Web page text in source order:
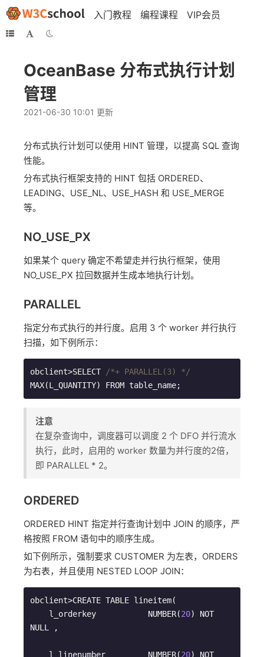
入门教程 编程课程 VIP会员
OceanBase 分布式执行计划
管理
2021-06-30 10:01 更新
分布式执行计划可以使用 HINT 管理，以提高 SQL 查询
性能。
分布式执行框架支持的 HINT 包括 ORDERED、
LEADING、USE_NL、USE_HASH 和 USE_MERGE
等。
NO_USE_PX
如果某个 query 确定不希望走并行执行框架，使用
NO_USE_PX 拉回数据并生成本地执行计划。
PARALLEL
指定分布式执行的并行度。启用 3 个 worker 并行执行
扫描，如下例所示：
obclient>SELECT /*+ PARALLEL(3) */
MAX(L_QUANTITY) FROM table_name;
注意
在复杂查询中，调度器可以调度 2 个 DFO 并行流水
执行，此时，启用的 worker 数量为并行度的2倍，
即 PARALLEL * 2。
ORDERED
ORDERED HINT 指定并行查询计划中 JOIN 的顺序，严
格按照 FROM 语句中的顺序生成。
如下例所示，强制要求 CUSTOMER 为左表，ORDERS
为右表，并且使用 NESTED LOOP JOIN：
obclient>CREATE TABLE lineitem(
    l_orderkey           NUMBER(
20) NOT
NULL ,
    l_linenumber         NUMBER(
20) NOT